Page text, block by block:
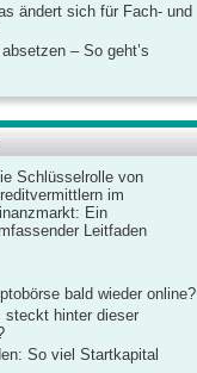
ändert sich für Fach- und
– So geht’s
Schlüsselrolle von
im
Ein
Leitfaden
bald wieder online?
steckt hinter dieser
So viel Startkapital